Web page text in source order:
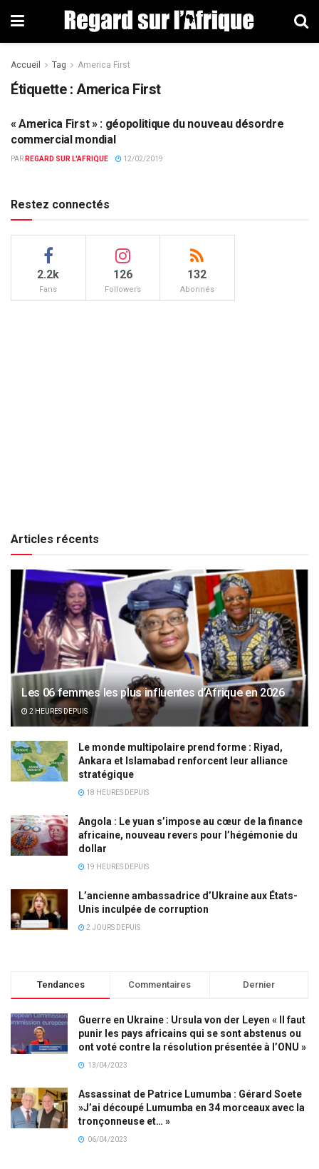
Accueil Tag America First
Étiquette : America First
EUROPE & MONDE
« America First » : géopolitique du nouveau désordre
commercial mondial
PAR REGARD SUR L'AFRIQUE 12/02/2019
Restez connectés
2.2k
Fans
126
Followers
132
Abonnés
Articles récents
Les 06 femmes les plus influentes d’Afrique en 2026
2 HEURES DEPUIS
Le monde multipolaire prend forme : Riyad,
Ankara et Islamabad renforcent leur alliance
stratégique
18 HEURES DEPUIS
Angola : Le yuan s’impose au cœur de la finance
africaine, nouveau revers pour l’hégémonie du
dollar
19 HEURES DEPUIS
L’ancienne ambassadrice d’Ukraine aux États-
Unis inculpée de corruption
2 JOURS DEPUIS
Tendances Commentaires Dernier
Guerre en Ukraine : Ursula von der Leyen « Il faut
punir les pays africains qui se sont abstenus ou
ont voté contre la résolution présentée à l’ONU »
13/04/2023
Assassinat de Patrice Lumumba : Gérard Soete
»J’ai découpé Lumumba en 34 morceaux avec la
tronçonneuse et… »
06/04/2023